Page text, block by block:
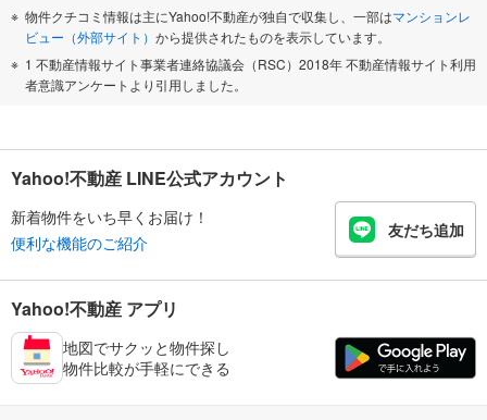
物件クチコミ情報は主にYahoo!不動産が独自で収集し、一部はマンションレ
ビュー（外部サイト） から提供されたものを表示しています。
1 不動産情報サイト事業者連絡協議会（RSC）2018年 不動産情報サイト利用
者意識アンケートより引用しました。
Yahoo!不動産 LINE公式アカウント
新着物件をいち早くお届け！
便利な機能のご紹介
友だち追加
Yahoo!不動産 アプリ
地図でサクッと物件探し
物件比較が手軽にできる